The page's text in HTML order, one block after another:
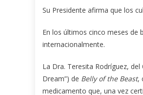
Su Presidente afirma que los
En los últimos cinco meses de
internacionalmente.
La Dra. Teresita Rodríguez,
Dream”) de Belly of the Beast,
medicamento que, una vez